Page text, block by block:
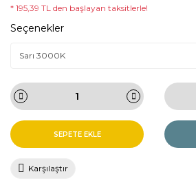
* 195,39 TL den başlayan taksitlerle!
Seçenekler
SEPETE EKLE
Karşılaştır